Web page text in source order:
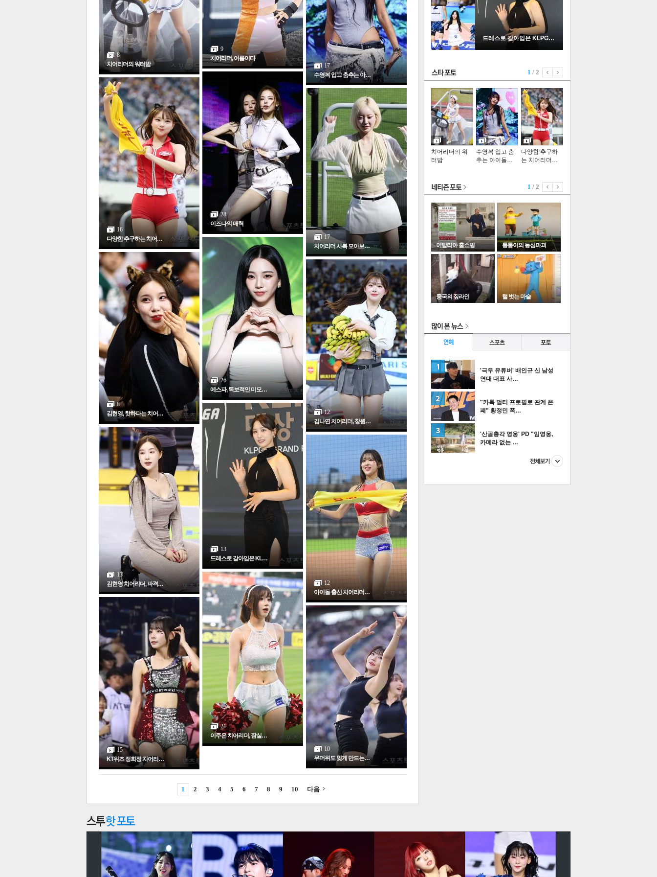
로그 즐겨찾기
많이 본 뉴스 최신 뉴스 연예
만화
FOCUS
포토갤러리
8
치어리더의 워터밤
16
다양함 추구하는 치어…
8
김현영, 핫하다는 치어…
13
김현영 치어리더, 파격…
15
KT위즈 정희정 치어리…
9
치어리더, 여름이다
28
이즈나의 매력
26
에스파, 독보적인 미모…
13
드레스로 갈아입은 KL…
21
이주은 치어리더, 잠실…
17
수영복 입고 춤추는 아…
17
치어리더 사복 모아보…
12
김나연 치어리더, 창원…
12
아이돌 출신 치어리더…
10
무더위도 잊게 만드는…
1 2 3 4 5 6 7 8 9 10 다음
인기포토
드레스로 갈아입은 KLPGA …
1 / 2
치어리더의 워
터밤
수영복 입고 춤
추는 아이돌…
다양함 추구하
는 치어리더…
네티즌 포토
1 / 2
이탈리아 홈쇼핑 퉁퉁이의 동심파괴
중국의 짚라인 털 벗는 마술
'극우 유튜버' 배인규 신 남성
연대 대표 사…
"카톡 멀티 프로필로 관계 은
폐" 황정민 폭…
'산골총각 영웅' PD "임영웅,
카메라 없는 …